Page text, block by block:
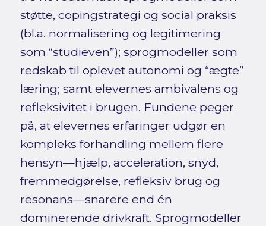
støtte, copingstrategi og social praksis
(bl.a. normalisering og legitimering
som “studieven”); sprogmodeller som
redskab til oplevet autonomi og “ægte”
læring; samt elevernes ambivalens og
refleksivitet i brugen. Fundene peger
på, at elevernes erfaringer udgør en
kompleks forhandling mellem flere
hensyn—hjælp, acceleration, snyd,
fremmedgørelse, refleksiv brug og
resonans—snarere end én
dominerende drivkraft. Sprogmodeller